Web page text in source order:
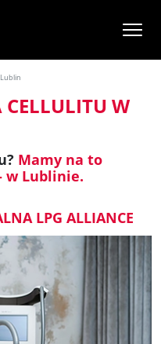
W
Mamy na to
w Lublinie.
LPG ALLIANCE